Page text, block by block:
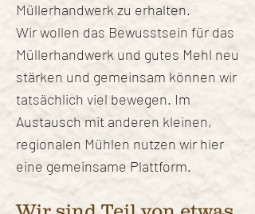
Müllerhandwerk zu erhalten.
Wir wollen das Bewusstsein für das
Müllerhandwerk und gutes Mehl neu
stärken und gemeinsam können wir
tatsächlich viel bewegen. Im
Austausch mit anderen kleinen,
regionalen Mühlen nutzen wir hier
eine gemeinsame Plattform.